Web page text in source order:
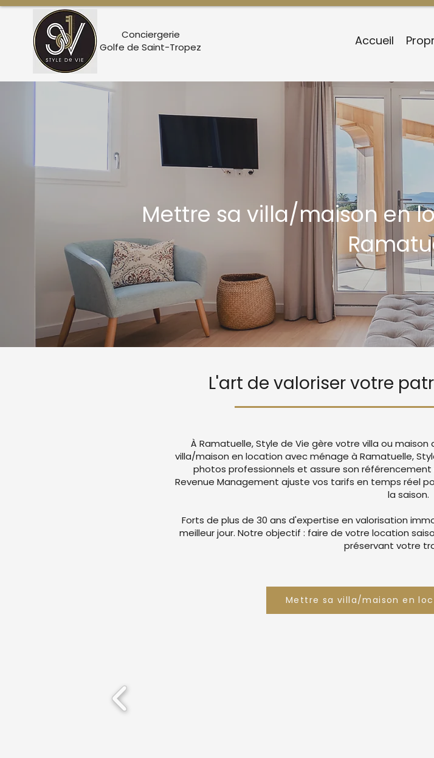
Conciergerie
Golfe de Saint-Tropez
Accueil
Mettre sa villa/maison en
L'art de valoriser votre
À Ramatuelle, Style de Vie gère votre villa ou
villa/maison en location avec ménage à Ramatuelle,
photos professionnels et assure son
Revenue Management ajuste vos tarifs en temps réel
la saison.
Forts de plus de 30 ans d'expertise en valorisation
meilleur jour. Notre objectif : faire de votre location
préservant votre
Mettre sa villa/maison en